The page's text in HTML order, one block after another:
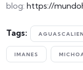
blog: https://
Tags:
IMANES